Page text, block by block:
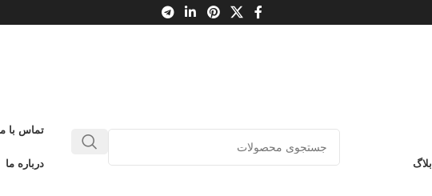
بلاگ
تماس با
درباره ما